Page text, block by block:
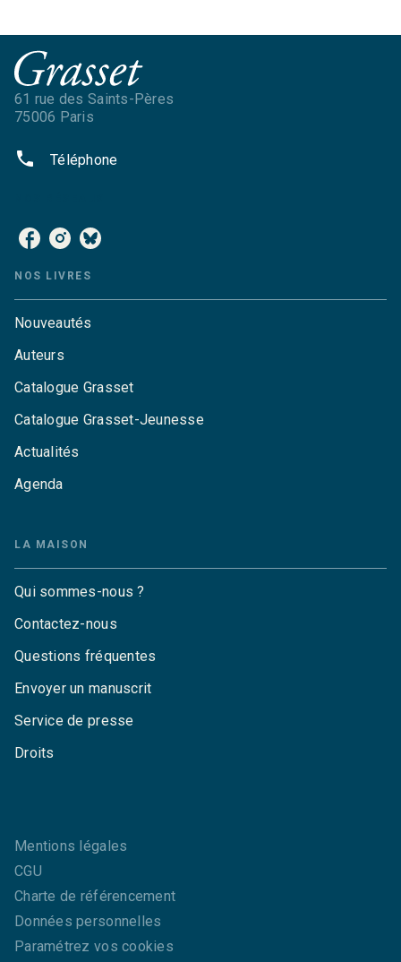
61 rue des Saints-Pères
75006 Paris
phone Téléphone
NOS LIVRES
Nouveautés
Auteurs
Catalogue Grasset
Catalogue Grasset-Jeunesse
Actualités
Agenda
LA MAISON
Qui sommes-nous ?
Contactez-nous
Questions fréquentes
Envoyer un manuscrit
Service de presse
Droits
Mentions légales
CGU
Charte de référencement
Données personnelles
Paramétrez vos cookies